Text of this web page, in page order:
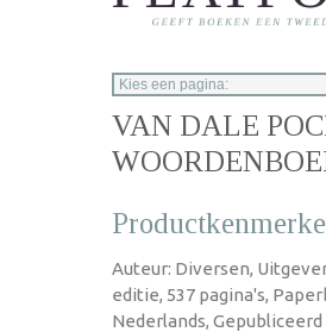
VAN DALE
Auteur: Diversen,
editie, 537 pagina's,
Nederlands, Gepubliceerd